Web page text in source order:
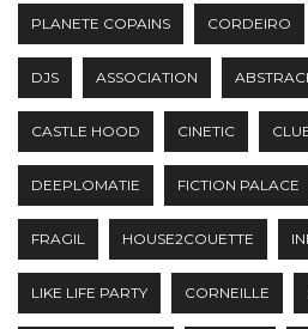
PLANETE COPAINS CORDEIRO
DJS ASSOCIATION
CASTLE HOOD CINETIC
DEEPLOMATIE FICTION PALACE
FRAGIL HOUSE2COUETTE
LIKE LIFE PARTY CORNEILLE